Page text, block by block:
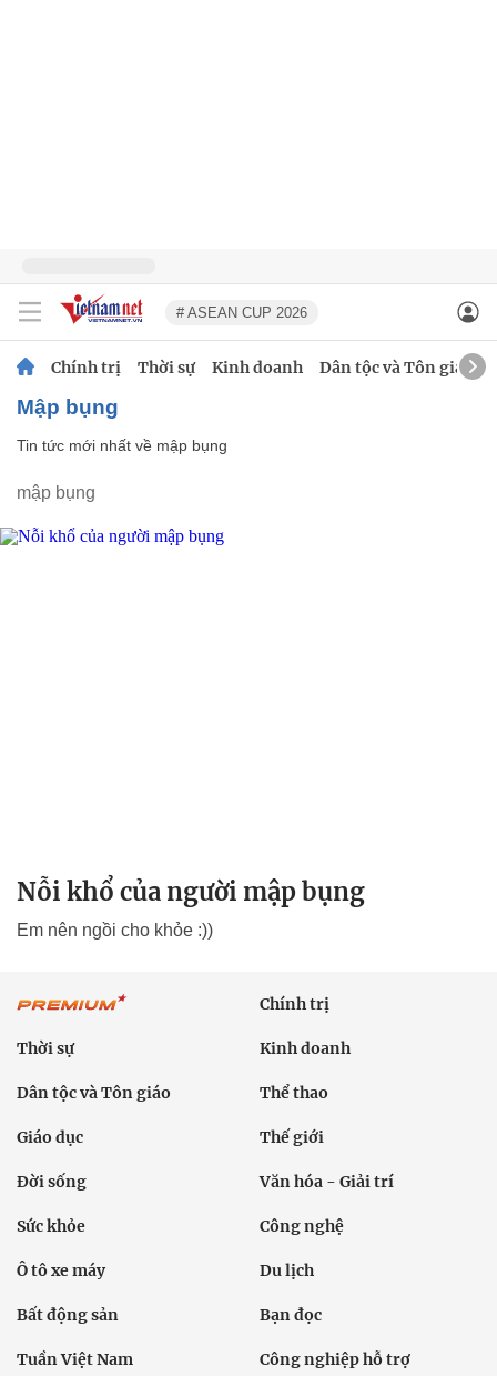
# ASEAN CUP 2026
Chính trị Thời sự Kinh doanh Dân tộc và Tôn giáo
mập bụng
Tin tức mới nhất về mập bụng
mập bụng
Nỗi khổ của người mập bụng
Em nên ngồi cho khỏe :))
Chính trị
Thời sự Kinh doanh
Dân tộc và Tôn giáo Thể thao
Giáo dục Thế giới
Đời sống Văn hóa - Giải trí
Sức khỏe Công nghệ
Ô tô xe máy Du lịch
Bất động sản Bạn đọc
Tuần Việt Nam Công nghiệp hỗ trợ